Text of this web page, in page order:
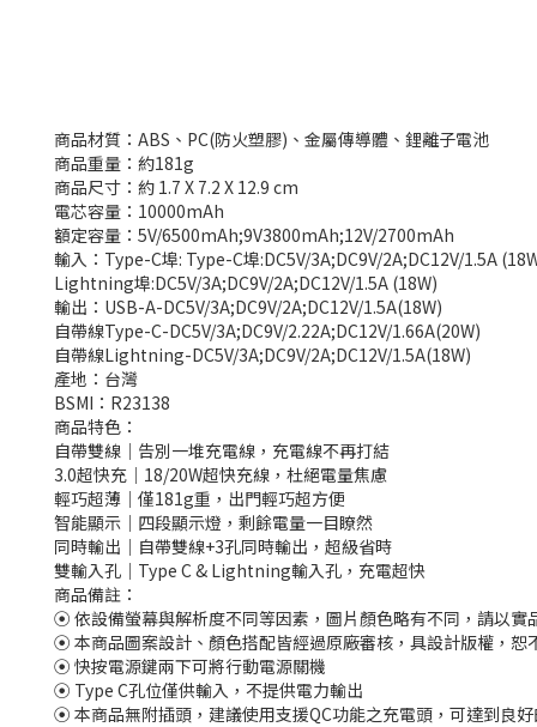
商品材質：ABS、PC(防火塑膠)、金屬傳導體、鋰離子電池
商品重量：約181g
商品尺寸：約 1.7 X 7.2 X 12.9 cm
電芯容量：10000mAh
額定容量：5V/6500mAh;9V3800mAh;12V/2700mAh
輸入：Type-C埠: Type-C埠:DC5V/3A;DC9V/2A;DC12V/1.5A
Lightning埠:DC5V/3A;DC9V/2A;DC12V/1.5A (18W)
輸出：USB-A-DC5V/3A;DC9V/2A;DC12V/1.5A(18W)
自帶線Type-C-DC5V/3A;DC9V/2.22A;DC12V/1.66A(20W)
自帶線Lightning-DC5V/3A;DC9V/2A;DC12V/1.5A(18W)
產地：台灣
BSMI：R23138
商品特色：
自帶雙線｜告別一堆充電線，充電線不再打結
3.0超快充｜18/20W超快充線，杜絕電量焦慮
輕巧超薄｜僅181g重，出門輕巧超方便
智能顯示｜四段顯示燈，剩餘電量一目瞭然
同時輸出｜自帶雙線+3孔同時輸出，超級省時
雙輸入孔｜Type C & Lightning輸入孔，充電超快
商品備註：
⦿ 依設備螢幕與解析度不同等因素，圖片顏色略有不同，請以實
⦿ 本商品圖案設計、顏色搭配皆經過原廠審核，具設計版權，恕
⦿ 快按電源鍵兩下可將行動電源關機
⦿ Type C孔位僅供輸入，不提供電力輸出
⦿ 本商品無附插頭，建議使用支援QC功能之充電頭，可達到良